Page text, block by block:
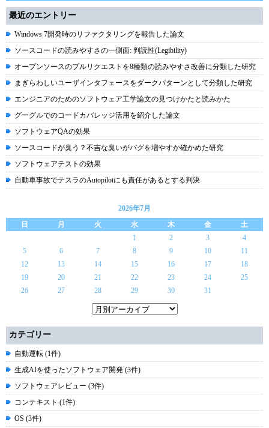
最近のエントリー
Windows 7開発時のリファクタリングを報告した論文
ソースコードの読みやすさの一側面: 判読性(Legibility)
オープンソースのプルリクエストを8種類の読みやすさ改善に分類した研究
まぎらわしいユーザインタフェースをダークパターンとして分類した研究
エンジニアのためのソフトウェア工学論文の見つけかたと読みかた
グーグルでのコードカバレッジ活用を紹介した論文
ソフトウェアQAの効果
ソースコードが臭う？不吉な臭いがバグを増やすか確かめた研究
ソフトウェアテストの効果
自動車事故でテスラのAutopilotにも責任があるとする判決
2026年7月
日
月 火 水 木 金
土
1
2 3
4
5
6 7 8 9 10
11
12
13 14 15 16 17
18
19
20 21 22 23 24
25
26
27 28 29 30 31
カテゴリー
自動運転 (1件)
生成AIを使ったソフトウェア開発 (3件)
ソフトウェアレビュー (3件)
コンテキスト (1件)
OS (3件)